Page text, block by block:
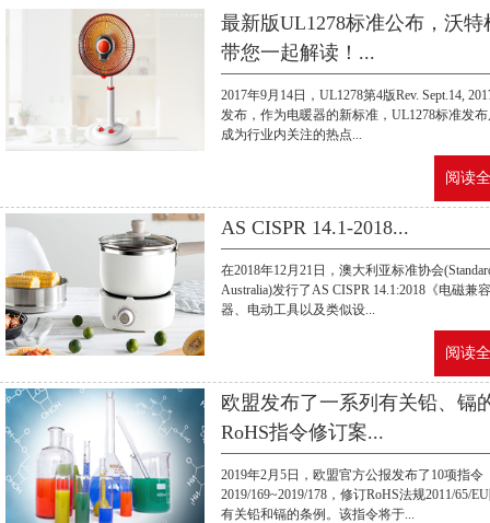
最新版UL1278标准公布，沃特
带您一起解读！...
2017年9月14日，UL1278第4版Rev. Sept.14,
发布，作为电暖器的新标准，UL1278标准发
成为行业内关注的热点...
阅读
AS CISPR 14.1-2018...
在2018年12月21日，澳大利亚标准协会
Australia)发行了AS CISPR 14.1:2018《电磁兼
器、电动工具以及类似设...
阅读
欧盟发布了一系列有关铅、镉
RoHS指令修订案...
2019年2月5日，欧盟官方公报发布了10项指令
2019/169~2019/178，修订RoHS法规2011/65/
有关铅和镉的条例。该指令将于...